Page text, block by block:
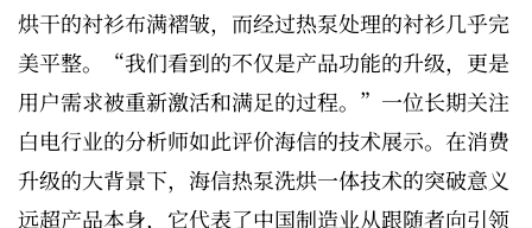
烘干的衬衫布满褶皱，而经过热泵处理的衬衫几乎完
美平整。“我们看到的不仅是产品功能的升级，更是
用户需求被重新激活和满足的过程。”一位长期关注
白电行业的分析师如此评价海信的技术展示。在消费
升级的大背景下，海信热泵洗烘一体技术的突破意义
远超产品本身，它代表了中国制造业从跟随者向引领